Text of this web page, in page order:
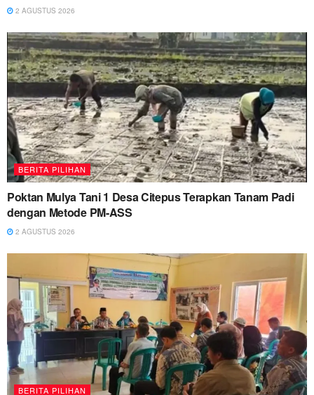
2 AGUSTUS 2026
BERITA PILIHAN
Poktan Mulya Tani 1 Desa Citepus Terapkan Tanam Padi
dengan Metode PM-ASS
2 AGUSTUS 2026
BERITA PILIHAN